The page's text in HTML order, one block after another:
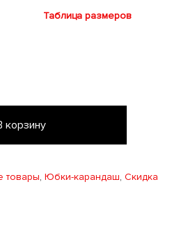
Таблица размеров
корзину
товары, Юбки-карандаш, Скидка